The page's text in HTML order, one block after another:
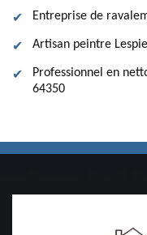
Entreprise de
Artisan peintre
Professionnel en
64350